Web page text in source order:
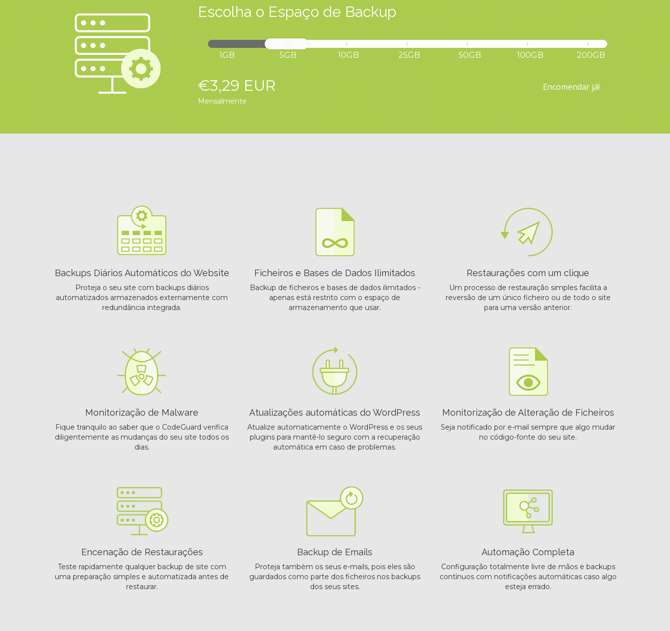
Escolha o Espaço de Backup
1GB 5GB 10GB 25GB 50GB 100GB 200GB
€3,29 EUR
Mensalmente
Encomendar já!
Backups Diários Automáticos do Website
Proteja o seu site com backups diários
automatizados armazenados externamente com
redundância integrada.
Ficheiros e Bases de Dados Ilimitados
Backup de ficheiros e bases de dados ilimitados -
apenas está restrito com o espaço de
armazenamento que usar.
Restaurações com um clique
Um processo de restauração simples facilita a
reversão de um único ficheiro ou de todo o site
para uma versão anterior.
Monitorização de Malware
Fique tranquilo ao saber que o CodeGuard verifica
diligentemente as mudanças do seu site todos os
dias.
Atualizações automáticas do WordPress
Atualize automaticamente o WordPress e os seus
plugins para mantê-lo seguro com a recuperação
automática em caso de problemas.
Monitorização de Alteração de Ficheiros
Seja notificado por e-mail sempre que algo mudar
no código-fonte do seu site.
Encenação de Restaurações
Teste rapidamente qualquer backup de site com
uma preparação simples e automatizada antes de
restaurar.
Backup de Emails
Proteja também os seus e-mails, pois eles são
guardados como parte dos ficheiros nos backups
dos seus sites.
Automação Completa
Configuração totalmente livre de mãos e backups
contínuos com notificações automáticas caso algo
esteja errado.